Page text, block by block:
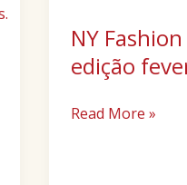
NY
edição
foi
a
edição
fevereiro
Read More »